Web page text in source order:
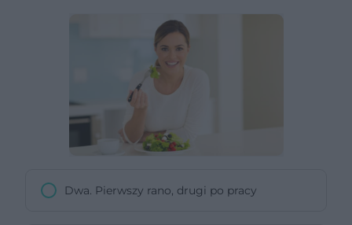
Dwa. Pierwszy rano, drugi po pracy